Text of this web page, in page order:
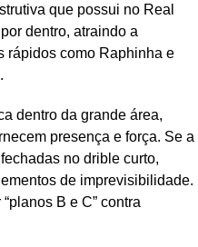
que possui no Real
dentro, atraindo a
rápidos como Raphinha e
dentro da grande área,
presença e força. Se a
no drible curto,
de imprevisibilidade.
B e C” contra